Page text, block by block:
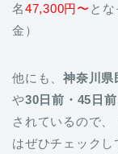
名47,300円〜 と
金）
他にも、神奈川県
や30日前・45日
されているので
はぜひチェックし